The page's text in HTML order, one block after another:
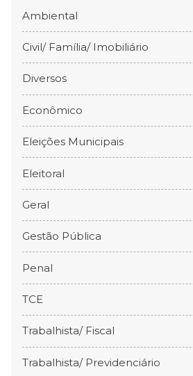
Ambiental
Civil/ Família/ Imobiliário
Diversos
Econômico
Eleições Municipais
Eleitoral
Geral
Gestão Pública
Penal
TCE
Trabalhista/ Fiscal
Trabalhista/ Previdenciário